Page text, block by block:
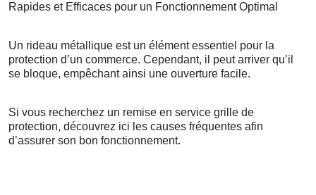
Rapides et Efficaces pour un Fonctionnement Optimal
Un rideau métallique est un élément essentiel pour la
protection d’un commerce. Cependant, il peut arriver qu’il
se bloque, empêchant ainsi une ouverture facile.
Si vous recherchez un remise en service grille de
protection, découvrez ici les causes fréquentes afin
d’assurer son bon fonctionnement.